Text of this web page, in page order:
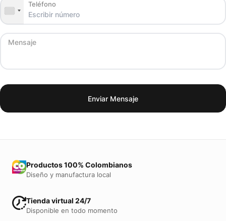
Teléfono
Mensaje
Enviar Mensaje
Productos 100% Colombianos
Diseño y manufactura local
Tienda virtual 24/7
Disponible en todo momento